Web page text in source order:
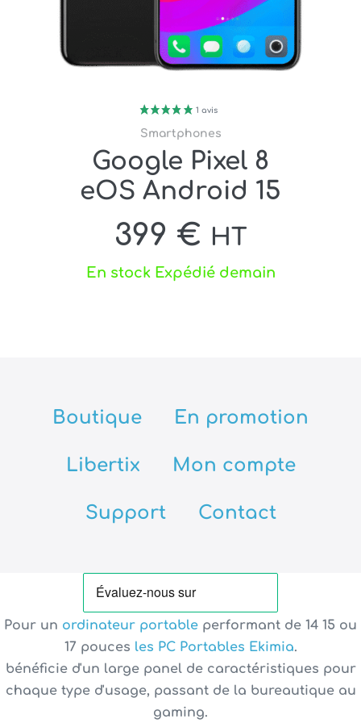
Smartphones
Google Pixel 8
eOS Android 15
399 € HT
En stock Expédié demain
Boutique En promotion
Libertix Mon compte
Support Contact
Pour un ordinateur portable performant de 14 15 ou
17 pouces les PC Portables Ekimia.
bénéficie d'un large panel de caractéristiques pour
chaque type d'usage, passant de la bureautique au
gaming.